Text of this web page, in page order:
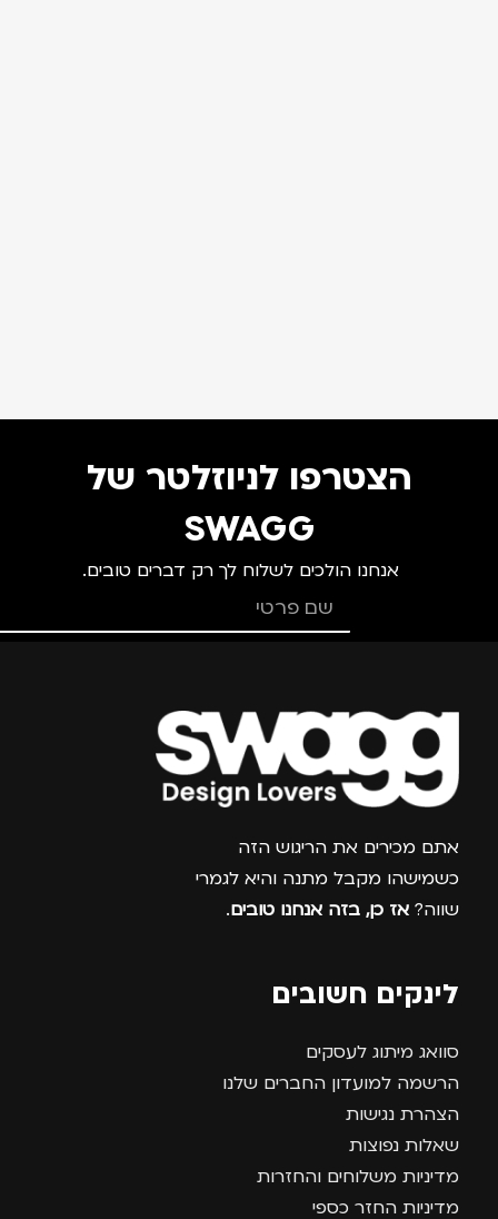
הצטרפו לניוזלטר של
SWAGG
אנחנו הולכים לשלוח לך רק דברים טובים.
צרפו אותי למועדון
אתם מכירים את הריגוש הזה
כשמישהו מקבל מתנה והיא לגמרי
שווה? אז כן, בזה אנחנו טובים.
לינקים חשובים
סוואג מיתוג לעסקים
הרשמה למועדון החברים שלנו
הצהרת נגישות
שאלות נפוצות
מדיניות משלוחים והחזרות
מדיניות החזר כספי